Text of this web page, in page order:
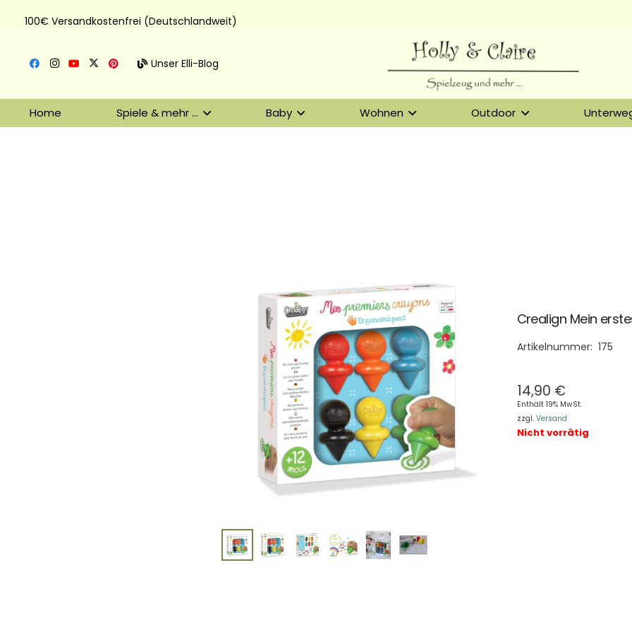
100€ Versandkostenfrei (Deutschlandweit)
Unser Elli-Blog
Home Spiele & mehr … Baby Wohnen Outdoor
Crealign Mein
Artikelnummer: 175
14,90 €
Enthält 19% MwSt.
zzgl. Versand
Nicht vorrätig